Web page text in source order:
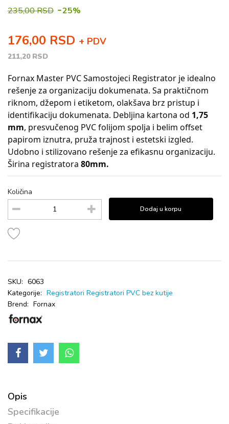
235,00 RSD -25%
176,00 RSD + PDV
211,20 RSD
Fornax Master PVC Samostojeci Registrator je idealno
rešenje za organizaciju dokumenata. Sa praktičnom
riknom, džepom i etiketom, olakšava brz pristup i
identifikaciju dokumenata. Debljina kartona od 1,75
mm, presvučenog PVC folijom spolja i belim offset
papirom iznutra, pruža trajnost i estetski izgled.
Udobno i stilizovano rešenje za efikasnu organizaciju.
Širina registratora 80mm.
Količina
Dodaj u korpu
SKU: 6063
Kategorije: Registratori Registratori PVC bez kutije
Brend: Fornax
Opis
Specifikacije